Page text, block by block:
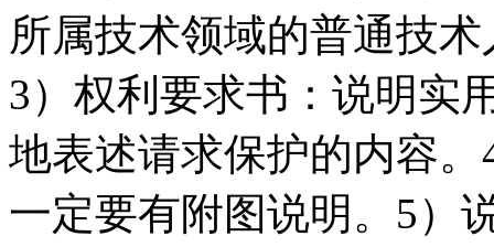
所属技术领域的普通技
3）权利要求书：说明实
地表述请求保护的内容
一定要有附图说明。5）